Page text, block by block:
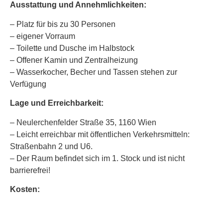
Ausstattung und Annehmlichkeiten:
– Platz für bis zu 30 Personen
– eigener Vorraum
– Toilette und Dusche im Halbstock
– Offener Kamin und Zentralheizung
– Wasserkocher, Becher und Tassen stehen zur
Verfügung
Lage und Erreichbarkeit:
– Neulerchenfelder Straße 35, 1160 Wien
– Leicht erreichbar mit öffentlichen Verkehrsmitteln:
Straßenbahn 2 und U6.
– Der Raum befindet sich im 1. Stock und ist nicht
barrierefrei!
Kosten: